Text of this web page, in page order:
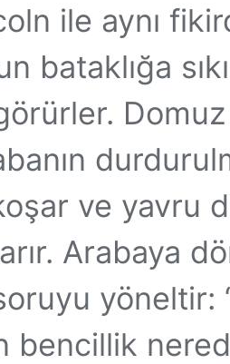
ile aynı
bataklığa
görürler.
ve yavru
Arabaya
yöneltir:
bencillik